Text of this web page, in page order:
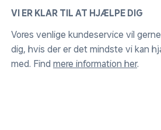
VI ER KLAR TIL AT HJÆLPE DIG
Vores venlige kundeservice vil
dig, hvis der er det mindste vi kan
med. Find mere information her.